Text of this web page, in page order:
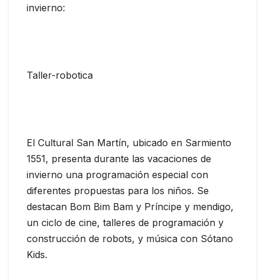
invierno:
Taller-robotica
El Cultural San Martín, ubicado en Sarmiento
1551, presenta durante las vacaciones de
invierno una programación especial con
diferentes propuestas para los niños. Se
destacan Bom Bim Bam y Príncipe y mendigo,
un ciclo de cine, talleres de programación y
construcción de robots, y música con Sótano
Kids.